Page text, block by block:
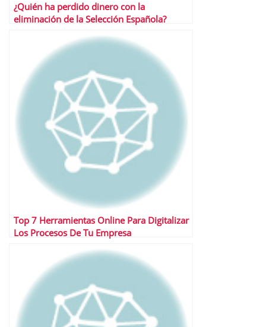
¿Quién ha perdido dinero con la
eliminación de la Selección Española?
Top 7 Herramientas Online Para Digitalizar
Los Procesos De Tu Empresa